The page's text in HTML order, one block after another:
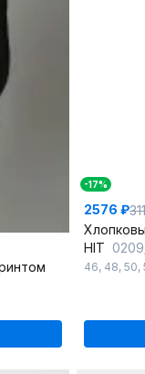
-17%
2576 ₽
HIT
46, 48, 50,